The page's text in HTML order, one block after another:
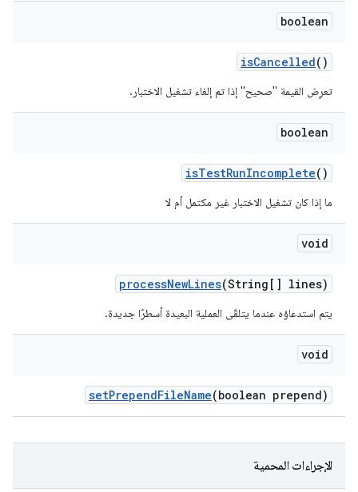
boolean
isCancelled()
تعرِض القيمة "صحيح" إذا تم إلغاء تشغيل الاختبار.
boolean
isTestRunIncomplete()
ما إذا كان تشغيل الاختبار غير مكتمل أم لا
void
processNewLines(String[] lines)
يتم استدعاؤه عندما يتلقّى العملية البعيدة أسطرًا جديدة.
void
setPrependFileName(boolean prepend)
الإجراءات المحمية